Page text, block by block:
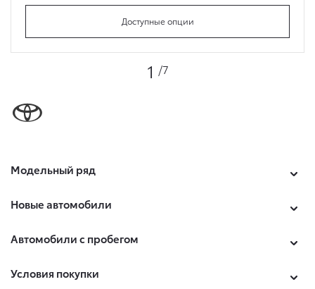
Доступные опции
1 /7
Модельный ряд
Новые автомобили
Автомобили с пробегом
Условия покупки